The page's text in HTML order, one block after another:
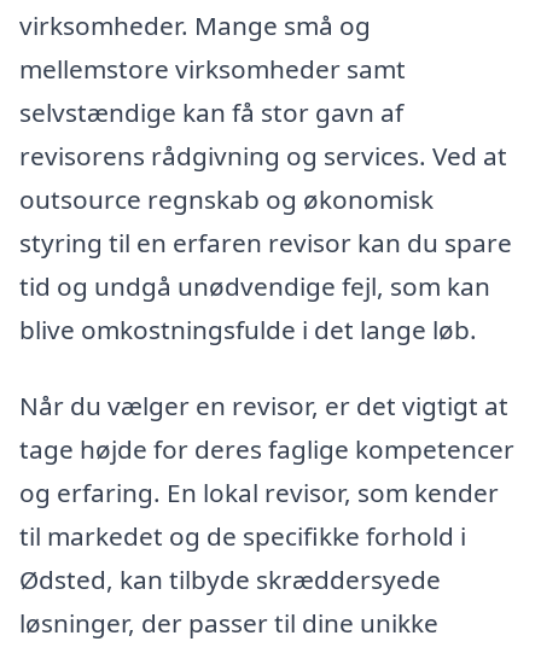
virksomheder. Mange små og
mellemstore virksomheder samt
selvstændige kan få stor gavn af
revisorens rådgivning og services. Ved at
outsource regnskab og økonomisk
styring til en erfaren revisor kan du spare
tid og undgå unødvendige fejl, som kan
blive omkostningsfulde i det lange løb.
Når du vælger en revisor, er det vigtigt at
tage højde for deres faglige kompetencer
og erfaring. En lokal revisor, som kender
til markedet og de specifikke forhold i
Ødsted, kan tilbyde skræddersyede
løsninger, der passer til dine unikke